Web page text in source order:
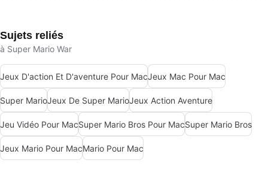
Sujets reliés
à Super Mario War
Jeux D'action Et D'aventure Pour MacJeux Mac Pour Mac
Super MarioJeux De Super MarioJeux Action Aventure
Jeu Vidéo Pour MacSuper Mario Bros Pour MacSuper Mario Bros
Jeux Mario Pour MacMario Pour Mac